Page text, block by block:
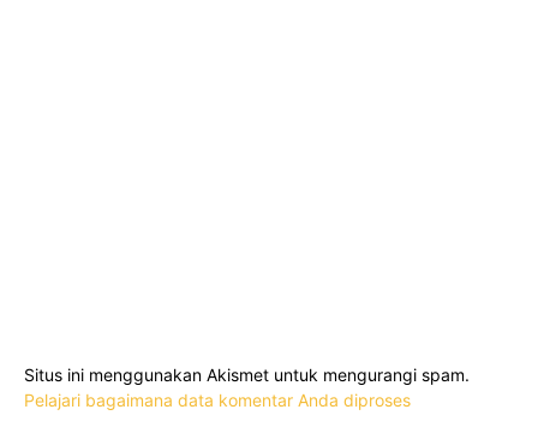
Situs ini menggunakan Akismet untuk mengurangi spam.
Pelajari bagaimana data komentar Anda diproses